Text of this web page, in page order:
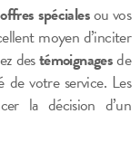
offres spécialesou vos
moyen d’inciter
destémoignagesde
votre service. Les
la décision d’un